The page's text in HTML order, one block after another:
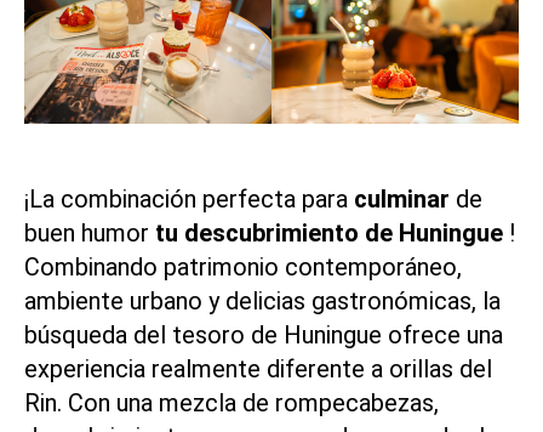
¡La combinación perfecta para culminar de
buen humor tu descubrimiento de Huningue !
Combinando patrimonio contemporáneo,
ambiente urbano y delicias gastronómicas, la
búsqueda del tesoro de Huningue ofrece una
experiencia realmente diferente a orillas del
Rin. Con una mezcla de rompecabezas,